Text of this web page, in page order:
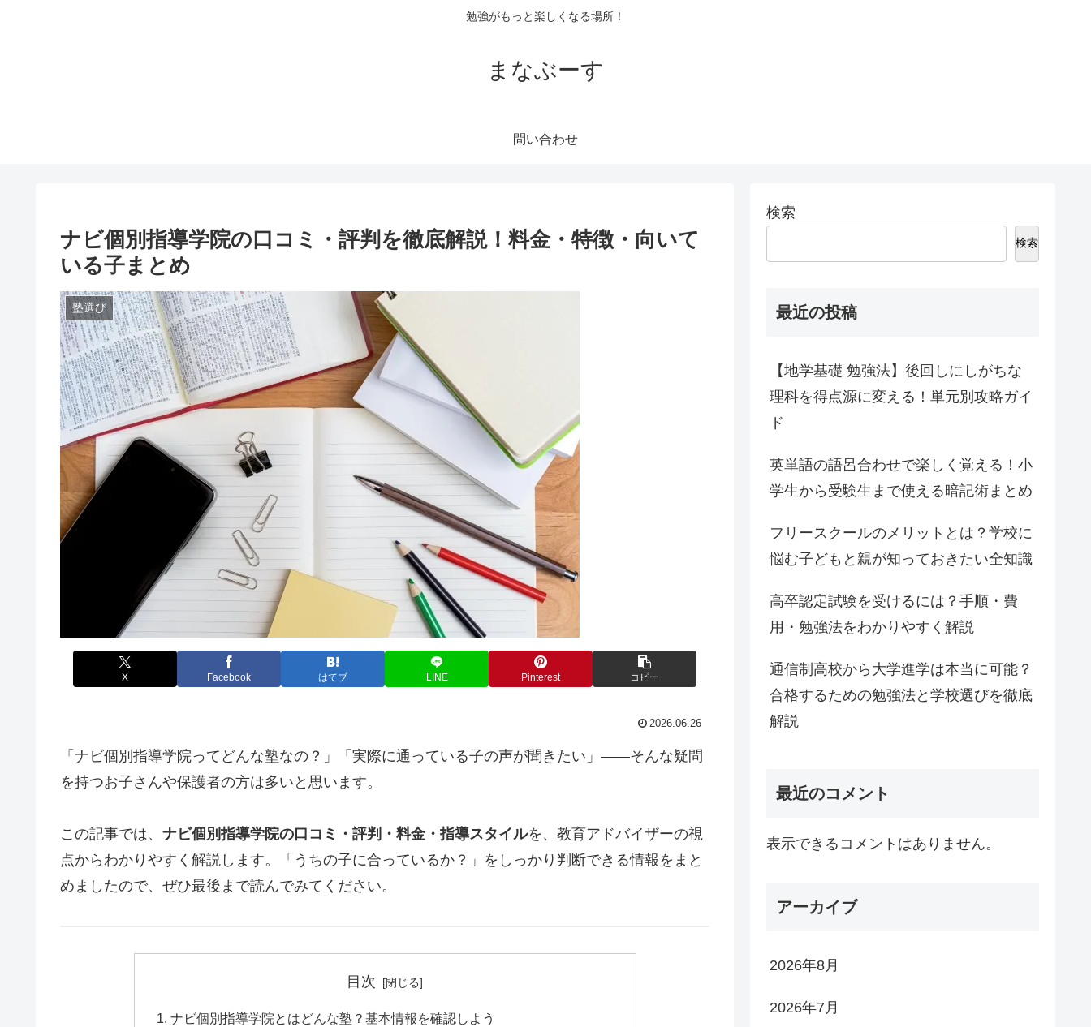
勉強がもっと楽しくなる場所！
まなぶーす
問い合わせ
ナビ個別指導学院の口コミ・評判を徹底解説！料金・特徴・向いて
いる子まとめ
塾選び
X Facebook はてブ LINE Pinterest コピー
2026.06.26
「ナビ個別指導学院ってどんな塾なの？」「実際に通っている子の声が聞きたい」——そんな疑問
を持つお子さんや保護者の方は多いと思います。
この記事では、 ナビ個別指導学院の口コミ・評判・料金・指導スタイルを、教育アドバイザーの視
点からわかりやすく解説します。「うちの子に合っているか？」をしっかり判断できる情報をまと
めましたので、ぜひ最後まで読んでみてください。
目次
ナビ個別指導学院とはどんな塾？基本情報を確認しよう
検索
検索
最近の投稿
【地学基礎 勉強法】後回しにしがちな
理科を得点源に変える！単元別攻略ガイ
ド
英単語の語呂合わせで楽しく覚える！小
学生から受験生まで使える暗記術まとめ
フリースクールのメリットとは？学校に
悩む子どもと親が知っておきたい全知識
高卒認定試験を受けるには？手順・費
用・勉強法をわかりやすく解説
通信制高校から大学進学は本当に可能？
合格するための勉強法と学校選びを徹底
解説
最近のコメント
表示できるコメントはありません。
アーカイブ
2026年8月
2026年7月